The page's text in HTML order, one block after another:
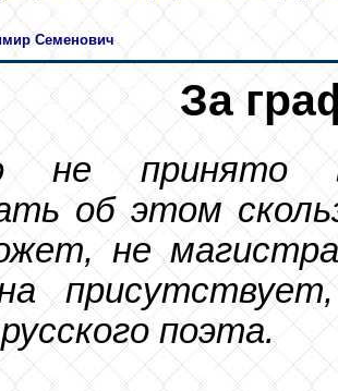
Семенович
За
не принято
об этом
не
поэта.